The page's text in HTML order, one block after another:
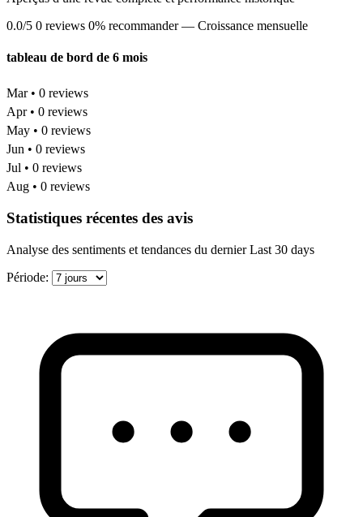
0.0/5 0 reviews 0% recommander — Croissance mensuelle
tableau de bord de 6 mois
Mar • 0 reviews
Apr • 0 reviews
May • 0 reviews
Jun • 0 reviews
Jul • 0 reviews
Aug • 0 reviews
Statistiques récentes des avis
Analyse des sentiments et tendances du dernier Last 30 days
Période: